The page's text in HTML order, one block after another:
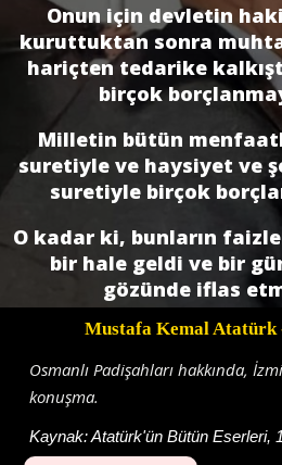
Onun için devletin
kuruttuktan sonra
hariçten tedarike
birçok
Milletin bütün
suretiyle ve haysiyet ve
suretiyle birçok
O kadar ki, bunların
bir hale geldi ve bir
gözünde iflas
Mustafa Kemal Atatürk
Osmanlı Padişahları hakkında,
konuşma.
Kaynak:Atatürk'ün Bütün Eserleri,